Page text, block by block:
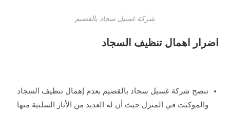
شركة غسيل سجاد بالقصيم
اضرار اهمال تنظيف السجاد
تنصح شركة غسيل سجاد بالقصيم بعدم إهمال تنظيف السجاد
والموكيت في المنزل حيث أن له العديد من الأثار السلبية منها